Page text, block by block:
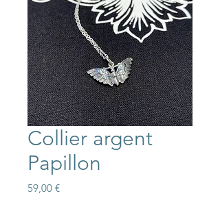
Collier argent
Papillon
59,00 €Prix